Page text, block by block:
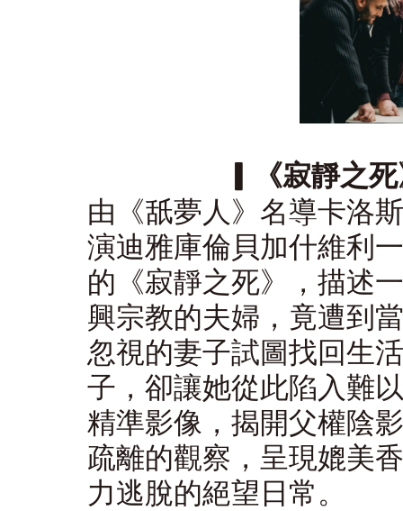
▎《寂靜之
由《舐夢人》名導卡洛
演迪雅庫倫貝加什維利
的《寂靜之死》，描述
興宗教的夫婦，竟遭到
忽視的妻子試圖找回生
子，卻讓她從此陷入難
精準影像，揭開父權陰
疏離的觀察，呈現媲美
力逃脫的絕望日常。